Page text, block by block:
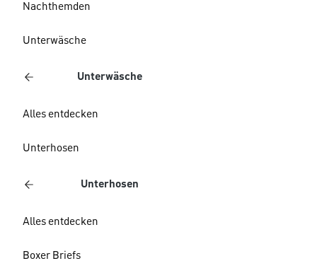
Nachthemden
Unterwäsche
Unterwäsche
Alles entdecken
Unterhosen
Unterhosen
Alles entdecken
Boxer Briefs